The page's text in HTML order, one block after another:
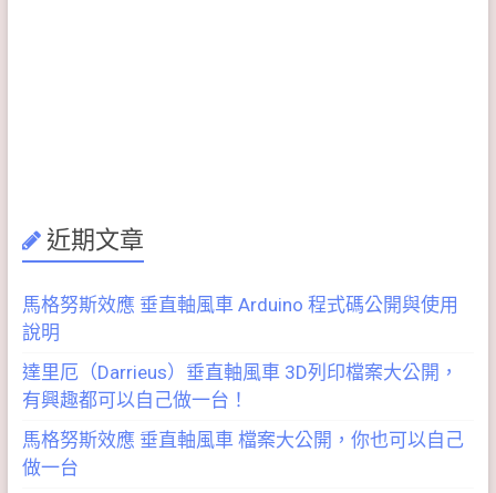
近期文章
馬格努斯效應 垂直軸風車 Arduino 程式碼公開與使用
說明
達里厄（Darrieus）垂直軸風車 3D列印檔案大公開，
有興趣都可以自己做一台！
馬格努斯效應 垂直軸風車 檔案大公開，你也可以自己
做一台